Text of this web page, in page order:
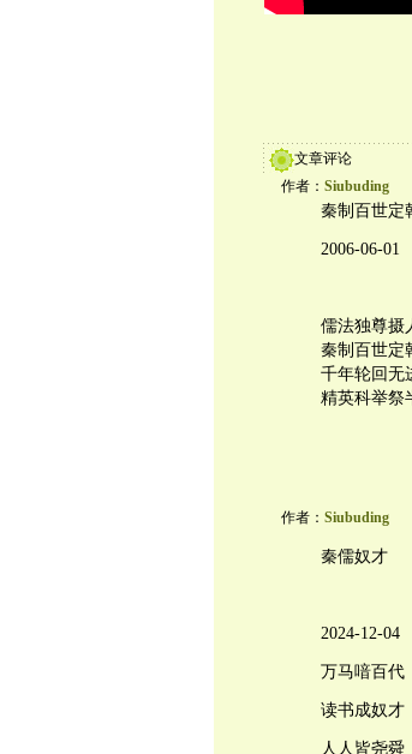
文章评论
作者： Siubuding
秦制百世定
2006-06-01
儒法独尊摄
秦制百世定
千年轮回无
精英科举祭
作者： Siubuding
秦儒奴才
2024-12-04
万马喑百代
读书成奴才
人人皆尧舜